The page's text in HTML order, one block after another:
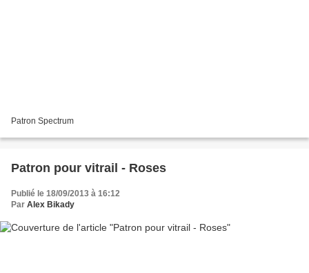
Patron Spectrum
Patron pour vitrail - Roses
Publié le 18/09/2013 à 16:12
Par Alex Bikady